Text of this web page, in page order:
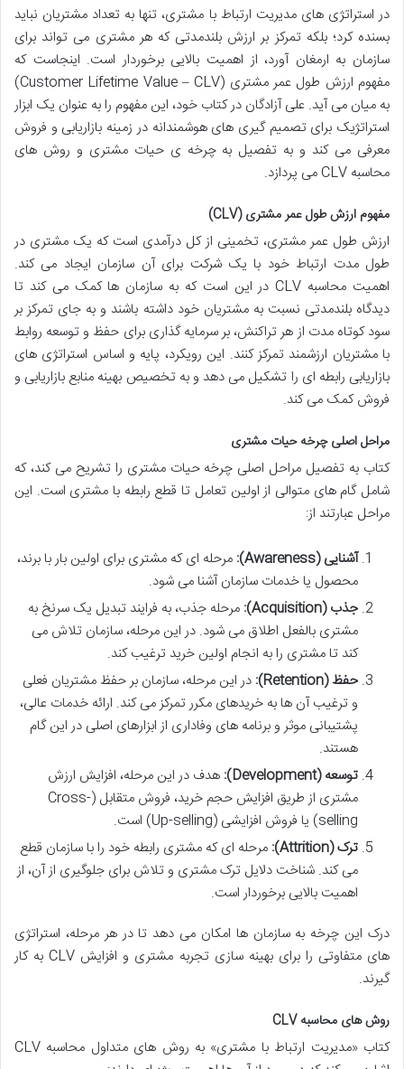
در استراتژی های مدیریت ارتباط با مشتری، تنها به تعداد مشتریان نباید
بسنده کرد؛ بلکه تمرکز بر ارزش بلندمدتی که هر مشتری می تواند برای
سازمان به ارمغان آورد، از اهمیت بالایی برخوردار است. اینجاست که
مفهوم ارزش طول عمر مشتری (Customer Lifetime Value – CLV)
به میان می آید. علی آزادگان در کتاب خود، این مفهوم را به عنوان یک ابزار
استراتژیک برای تصمیم گیری های هوشمندانه در زمینه بازاریابی و فروش
معرفی می کند و به تفصیل به چرخه ی حیات مشتری و روش های
محاسبه CLV می پردازد.
مفهوم ارزش طول عمر مشتری (CLV)
ارزش طول عمر مشتری، تخمینی از کل درآمدی است که یک مشتری در
طول مدت ارتباط خود با یک شرکت برای آن سازمان ایجاد می کند.
اهمیت محاسبه CLV در این است که به سازمان ها کمک می کند تا
دیدگاه بلندمدتی نسبت به مشتریان خود داشته باشند و به جای تمرکز بر
سود کوتاه مدت از هر تراکنش، بر سرمایه گذاری برای حفظ و توسعه روابط
با مشتریان ارزشمند تمرکز کنند. این رویکرد، پایه و اساس استراتژی های
بازاریابی رابطه ای را تشکیل می دهد و به تخصیص بهینه منابع بازاریابی و
فروش کمک می کند.
مراحل اصلی چرخه حیات مشتری
کتاب به تفصیل مراحل اصلی چرخه حیات مشتری را تشریح می کند، که
شامل گام های متوالی از اولین تعامل تا قطع رابطه با مشتری است. این
مراحل عبارتند از:
آشنایی (Awareness):
مرحله ای که مشتری برای اولین بار با برند،
محصول یا خدمات سازمان آشنا می شود.
جذب (Acquisition):
مرحله جذب، به فرایند تبدیل یک سرنخ به
مشتری بالفعل اطلاق می شود. در این مرحله، سازمان تلاش می
کند تا مشتری را به انجام اولین خرید ترغیب کند.
حفظ (Retention):
در این مرحله، سازمان بر حفظ مشتریان فعلی
و ترغیب آن ها به خریدهای مکرر تمرکز می کند. ارائه خدمات عالی،
پشتیبانی موثر و برنامه های وفاداری از ابزارهای اصلی در این گام
هستند.
توسعه (Development):
هدف در این مرحله، افزایش ارزش
مشتری از طریق افزایش حجم خرید، فروش متقابل (Cross-
selling) یا فروش افزایشی (Up-selling) است.
ترک (Attrition):
مرحله ای که مشتری رابطه خود را با سازمان قطع
می کند. شناخت دلایل ترک مشتری و تلاش برای جلوگیری از آن، از
اهمیت بالایی برخوردار است.
درک این چرخه به سازمان ها امکان می دهد تا در هر مرحله، استراتژی
های متفاوتی را برای بهینه سازی تجربه مشتری و افزایش CLV به کار
گیرند.
روش های محاسبه CLV
کتاب «مدیریت ارتباط با مشتری» به روش های متداول محاسبه CLV